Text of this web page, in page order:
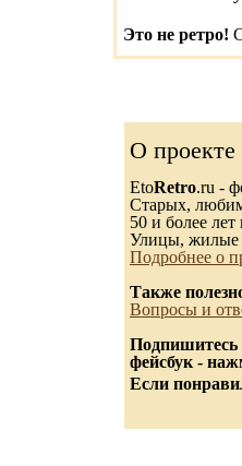
Это не ретро!
О проекте
EtoRetro.ru -
Старых,
50 и более лет
Улицы, жилые
Подробнее о
Также
Вопросы и
Подпишитесь
фейсбук -
Если